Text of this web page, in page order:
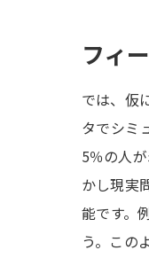
フィ
では、仮
タでシミ
5％の人
かし現実
能です。
う。この